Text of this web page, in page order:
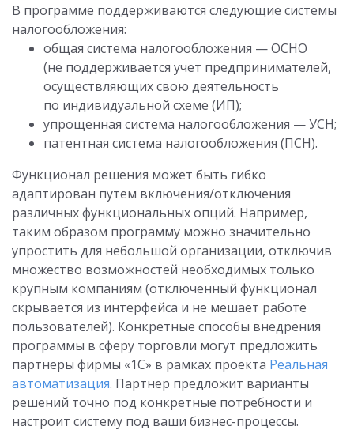
В программе поддерживаются следующие системы
налогообложения:
общая система налогообложения — ОСНО
(не поддерживается учет предпринимателей,
осуществляющих свою деятельность
по индивидуальной схеме (ИП);
упрощенная система налогообложения — УСН;
патентная система налогообложения (ПСН).
Функционал решения может быть гибко
адаптирован путем включения/отключения
различных функциональных опций. Например,
таким образом программу можно значительно
упростить для небольшой организации, отключив
множество возможностей необходимых только
крупным компаниям (отключенный функционал
скрывается из интерфейса и не мешает работе
пользователей). Конкретные способы внедрения
программы в сферу торговли могут предложить
партнеры фирмы «1С» в рамках проекта Реальная
автоматизация. Партнер предложит варианты
решений точно под конкретные потребности и
настроит систему под ваши бизнес-процессы.